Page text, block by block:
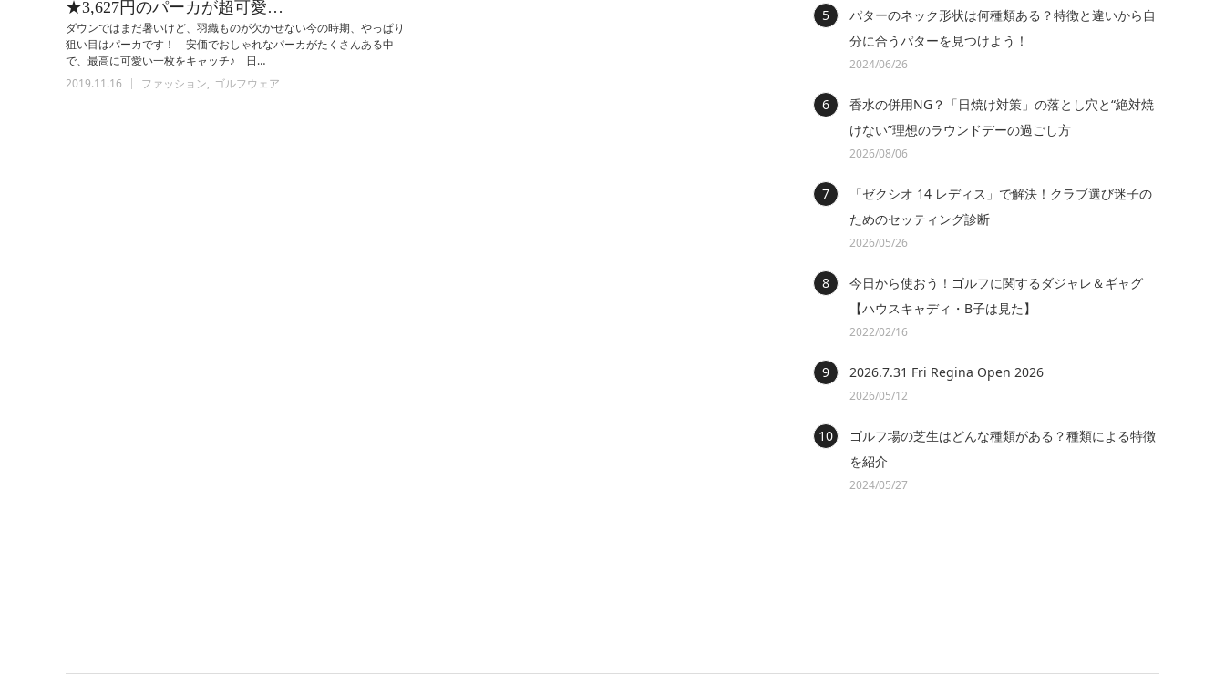
★3,627円のパーカが超可愛…
ダウンではまだ暑いけど、羽織ものが欠かせない今の時期、やっぱり
狙い目はパーカです！ 安価でおしゃれなパーカがたくさんある中
で、最高に可愛い一枚をキャッチ♪ 日…
2019.11.16
ファッション ゴルフウェア
パターのネック形状は何種類ある？特徴と違いから自
分に合うパターを見つけよう！
2024/06/26
香水の併用NG？「日焼け対策」の落とし穴と“絶対焼
けない”理想のラウンドデーの過ごし方
2026/08/06
「ゼクシオ 14 レディス」で解決！クラブ選び迷子の
ためのセッティング診断
2026/05/26
今日から使おう！ゴルフに関するダジャレ＆ギャグ
【ハウスキャディ・B子は見た】
2022/02/16
2026.7.31 Fri Regina Open 2026
2026/05/12
ゴルフ場の芝生はどんな種類がある？種類による特徴
を紹介
2024/05/27